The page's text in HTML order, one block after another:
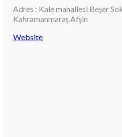
Adres : Kale mahallesi Beşer
Kahramanmaraş Afşin
Website